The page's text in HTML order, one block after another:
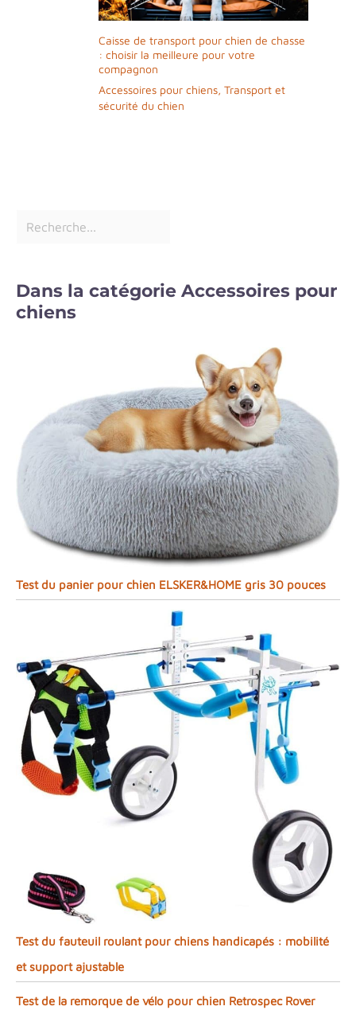
Caisse de transport pour chien de chasse
: choisir la meilleure pour votre
compagnon
Accessoires pour chiens, Transport et
sécurité du chien
Dans la catégorie Accessoires pour
chiens
Test du panier pour chien ELSKER&HOME gris 30 pouces
Test du fauteuil roulant pour chiens handicapés : mobilité
et support ajustable
Test de la remorque de vélo pour chien Retrospec Rover